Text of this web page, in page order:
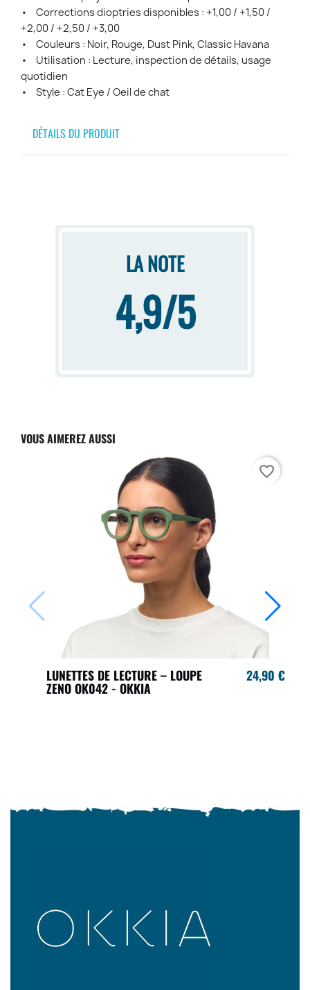
• Corrections dioptries disponibles : +1,00 / +1,50 /
+2,00 / +2,50 / +3,00
• Couleurs : Noir, Rouge, Dust Pink, Classic Havana
• Utilisation : Lecture, inspection de détails, usage
quotidien
• Style : Cat Eye / Oeil de chat
DÉTAILS DU PRODUIT
LA NOTE
4,9/5
VOUS AIMEREZ AUSSI
LUNETTES DE LECTURE – LOUPE
ZENO OK042 - OKKIA
24,90 €
favorite_border